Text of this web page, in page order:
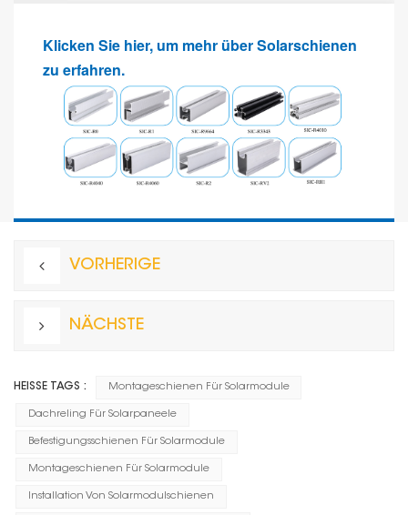
Klicken Sie hier, um mehr über Solarschienen
zu erfahren.
VORHERIGE
NÄCHSTE
HEISSE TAGS : Montageschienen Für Solarmodule
Dachreling Für Solarpaneele
Befestigungsschienen Für Solarmodule
Montageschienen Für Solarmodule
Installation Von Solarmodulschienen